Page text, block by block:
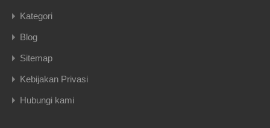
Kategori
Blog
Sitemap
Kebijakan Privasi
Hubungi kami